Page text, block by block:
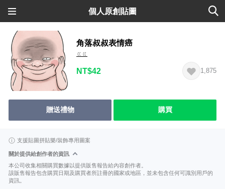
個人原創貼圖
角落叔叔表情癌
ㄍㄍ
NT$42 1,875
贈送禮物 購買
支援貼圖拼貼樂/裝飾專用圖案
關於提供給創作者的資訊
本公司收集相關購買數據以提供販售報告給內容創作者。
該販售報告包含購買日期及購買者所註冊的國家或地區，並未包含任何可識別用戶的
資訊。